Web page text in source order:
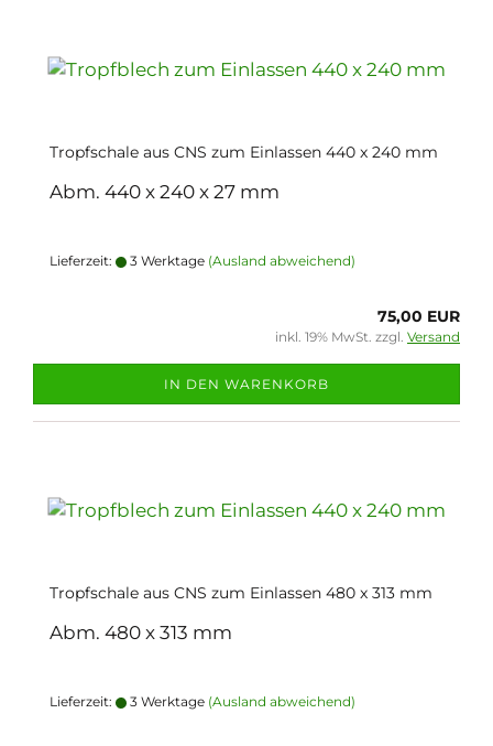
Tropfschale aus CNS zum Einlassen 440 x 240 mm
Abm. 440 x 240 x 27 mm
Lieferzeit: 3 Werktage (Ausland abweichend)
75,00 EUR
inkl. 19% MwSt. zzgl. Versand
IN DEN WARENKORB
Tropfschale aus CNS zum Einlassen 480 x 313 mm
Abm. 480 x 313 mm
Lieferzeit: 3 Werktage (Ausland abweichend)